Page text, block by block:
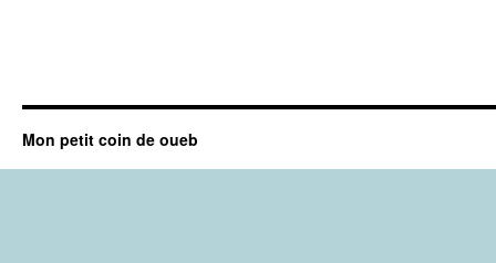
Mon petit coin de oueb